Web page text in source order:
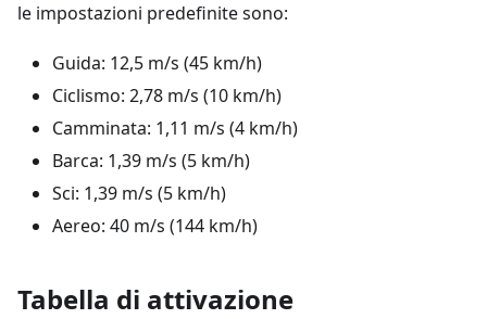
le impostazioni predefinite sono:
Guida: 12,5 m/s (45 km/h)
Ciclismo: 2,78 m/s (10 km/h)
Camminata: 1,11 m/s (4 km/h)
Barca: 1,39 m/s (5 km/h)
Sci: 1,39 m/s (5 km/h)
Aereo: 40 m/s (144 km/h)
Tabella di attivazione